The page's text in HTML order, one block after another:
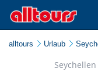
alltours Urlaub